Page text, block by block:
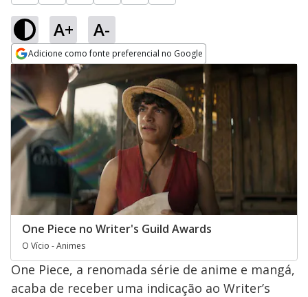
A+ A-
Adicione como fonte preferencial no Google
Opens in new window
One Piece no Writer's Guild Awards
O Vício - Animes
One Piece, a renomada série de anime e mangá,
acaba de receber uma indicação ao Writer’s